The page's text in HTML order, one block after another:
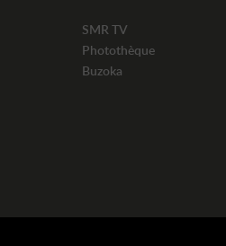
SMR TV
Photothèque
Buzoka